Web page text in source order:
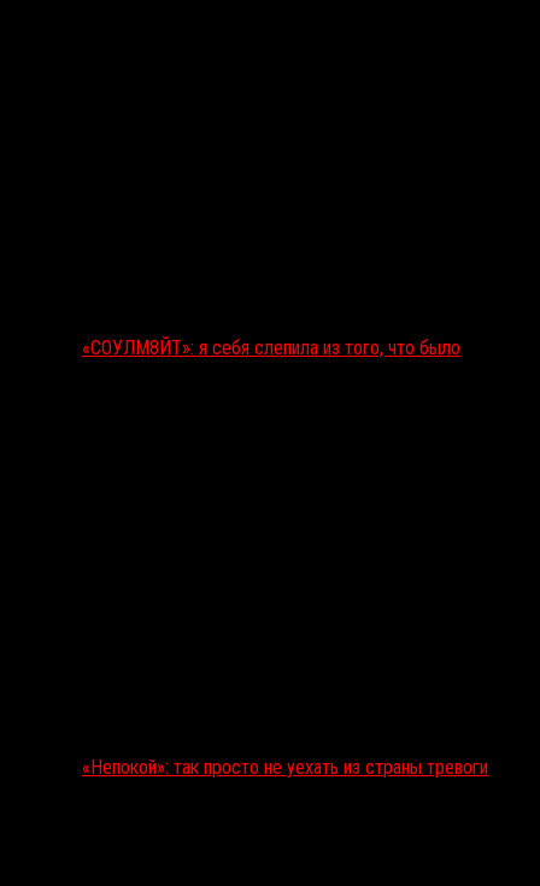
«СОУЛМ8ЙТ»: я себя слепила из того, что было
«Непокой»: так просто не уехать из страны тревоги